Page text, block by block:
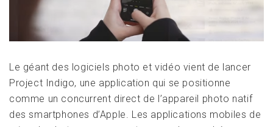
Le géant des logiciels photo et vidéo vient de lancer
Project Indigo, une application qui se positionne
comme un concurrent direct de l’appareil photo natif
des smartphones d’Apple. Les applications mobiles de